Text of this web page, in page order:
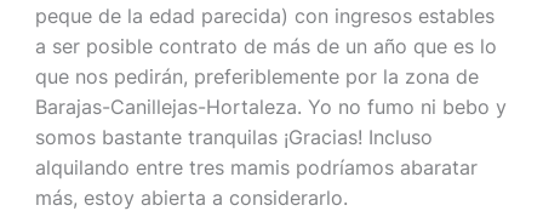
peque de la edad parecida) con ingresos estables
a ser posible contrato de más de un año que es lo
que nos pedirán, preferiblemente por la zona de
Barajas-Canillejas-Hortaleza. Yo no fumo ni bebo y
somos bastante tranquilas ¡Gracias! Incluso
alquilando entre tres mamis podríamos abaratar
más, estoy abierta a considerarlo.